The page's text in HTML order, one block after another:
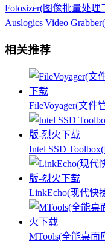
Fotosizer(图像批量处理
Auslogics Video
相关推荐
FileVoyager(文件
Intel SSD
LinkEcho(现代快
MTools(全能桌面